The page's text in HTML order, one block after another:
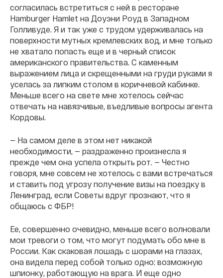
согласилась встретиться с ней в ресторане
Hamburger Hamlet на Доуэни Роуд в Западном
Голливуде. Я и так уже с трудом удерживалась на
поверхности мутных кремлевских вод, и мне только
не хватало попасть еще и в черный список
американского правительства. С каменным
выражением лица и скрещенными на груди руками я
уселась за липким столом в коричневой кабинке.
Меньше всего на свете мне хотелось сейчас
отвечать на навязчивые, въедливые вопросы агента
Кордовы.
— На самом деле в этом нет никакой
необходимости, — раздраженно произнесла я
прежде чем она успела открыть рот. — Честно
говоря, мне совсем не хотелось с вами встречаться
и ставить под угрозу получение визы на поездку в
Ленинград, если Советы вдруг прознают, что я
общаюсь с ФБР!
Ее, совершенно очевидно, меньше всего волновали
мои тревоги о том, что могут подумать обо мне в
России. Как скаковая лошадь с шорами на глазах,
она видела перед собой только одно: возможную
шпионку, работающую на врага. И еще одно